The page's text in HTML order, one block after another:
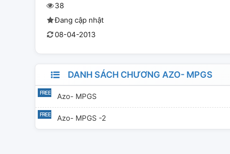
38
Đang cập nhật
08-04-2013
DANH SÁCH CHƯƠNG AZO- MPGS
Azo- MPGS
Azo- MPGS -2